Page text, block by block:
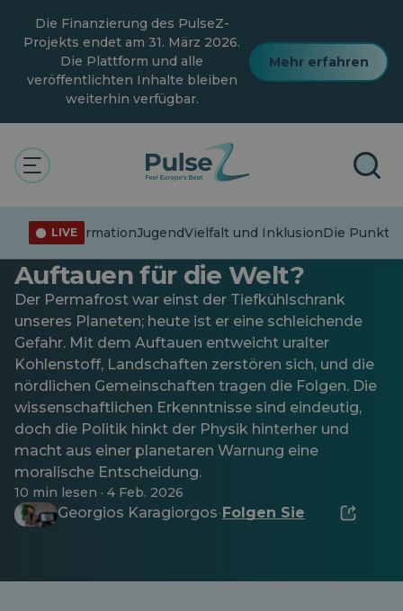
Hauptinhalt
springen
Die Finanzierung des PulseZ-
Projekts endet am 31. März 2026.
Die Plattform und alle
veröffentlichten Inhalte bleiben
weiterhin verfügbar.
Mehr erfahren
LIVE
FehlinformationJugendVielfalt und InklusionDie Punkte
Aktuelle Angelegenheiten Allgemein
Wie dauerhaft ist Permafrost
– und was bedeutet sein
Auftauen für die Welt?
Der Permafrost war einst der Tiefkühlschrank
unseres Planeten; heute ist er eine schleichende
Gefahr. Mit dem Auftauen entweicht uralter
Kohlenstoff, Landschaften zerstören sich, und die
nördlichen Gemeinschaften tragen die Folgen. Die
wissenschaftlichen Erkenntnisse sind eindeutig,
doch die Politik hinkt der Physik hinterher und
macht aus einer planetaren Warnung eine
moralische Entscheidung.
10 min lesen · 4 Feb. 2026
Georgios Karagiorgos· Folgen Sie